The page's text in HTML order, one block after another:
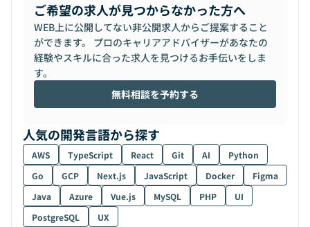
ご希望の求人が見つからなかった方へ
WEB上に公開してない非公開求人からご提案すること
ができます。 プロのキャリアアドバイザーがあなたの
経験やスキルに合った求人を見つけるお手伝いをしま
す。
無料相談を予約する
人気の開発言語から探す
AWS TypeScript React Git AI
Python
Go
GCP Next.js JavaScript Docker
Figma
Java
Azure Vue.js MySQL PHP
UI
PostgreSQL
UX